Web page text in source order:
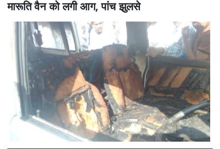
मारूति वैन को लगी आग, पांच झुलसे